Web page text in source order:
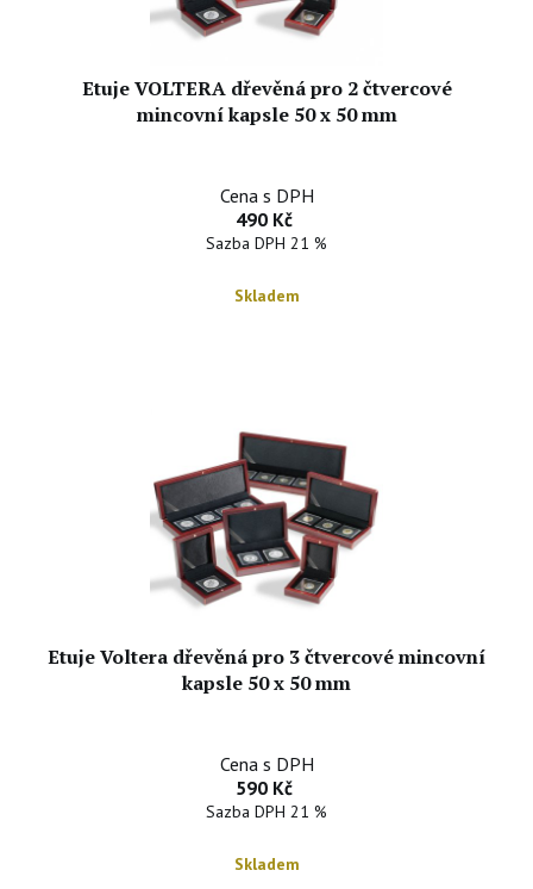
Etuje VOLTERA dřevěná pro 2 čtvercové
mincovní kapsle 50 x 50 mm
Cena s DPH
490 Kč
Sazba DPH 21 %
Skladem
Etuje Voltera dřevěná pro 3 čtvercové mincovní
kapsle 50 x 50 mm
Cena s DPH
590 Kč
Sazba DPH 21 %
Skladem